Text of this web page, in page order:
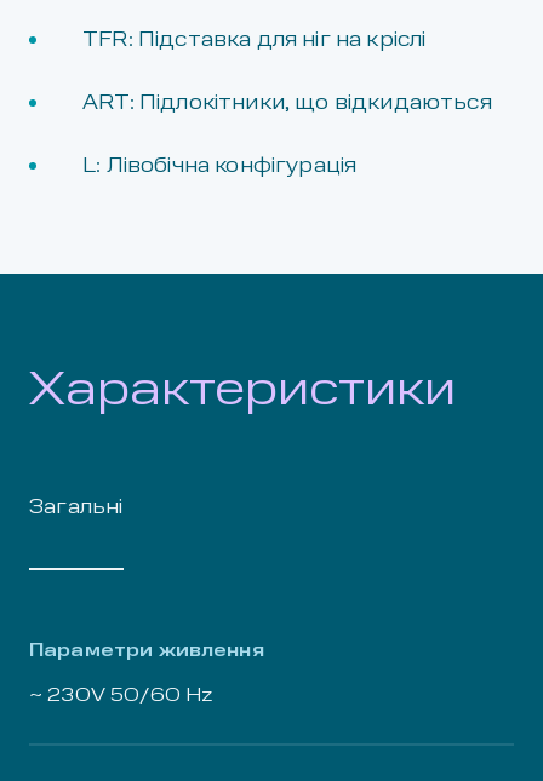
TFR: Підставка для ніг на кріслі
ART: Підлокітники, що відкидаються
L: Лівобічна конфігурація
Характеристики
Загальні
Параметри живлення
~ 230V 50/60 Hz